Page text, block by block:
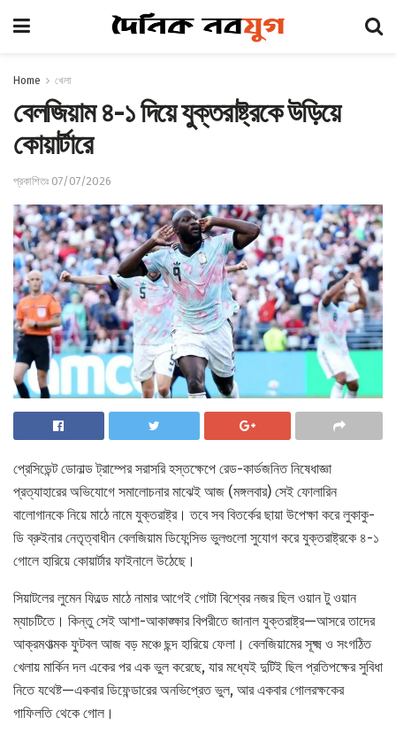
Home খেলা
বেলজিয়াম ৪-১ দিয়ে যুক্তরাষ্ট্রকে উড়িয়ে
কোয়ার্টারে
প্রকাশিতঃ 07/07/2026
প্রেসিডেন্ট ডোনাল্ড ট্রাম্পের সরাসরি হস্তক্ষেপে রেড-কার্ডজনিত নিষেধাজ্ঞা
প্রত্যাহারের অভিযোগে সমালোচনার মাঝেই আজ (মঙ্গলবার) সেই ফোলারিন
বালোগানকে নিয়ে মাঠে নামে যুক্তরাষ্ট্র। তবে সব বিতর্কের ছায়া উপেক্ষা করে লুকাকু-
ডি ব্রুইনার নেতৃত্বাধীন বেলজিয়াম ডিফেন্সিভ ভুলগুলো সুযোগ করে যুক্তরাষ্ট্রকে ৪-১
গোলে হারিয়ে কোয়ার্টার ফাইনালে উঠেছে।
সিয়াটলের লুমেন ফিল্ডে মাঠে নামার আগেই গোটা বিশ্বের নজর ছিল ওয়ান টু ওয়ান
ম্যাচটিতে। কিন্তু সেই আশা-আকাঙ্ক্ষার বিপরীতে জানাল যুক্তরাষ্ট্র—আসরে তাদের
আক্রমণাত্মক ফুটবল আজ বড় মঞ্চে ছন্দ হারিয়ে ফেলা। বেলজিয়ামের সূক্ষ্ম ও সংগঠিত
খেলায় মার্কিন দল একের পর এক ভুল করেছে, যার মধ্যেই দুটিই ছিল প্রতিপক্ষের সুবিধা
নিতে যথেষ্ট—একবার ডিফেন্ডারের অনভিপ্রেত ভুল, আর একবার গোলরক্ষকের
গাফিলতি থেকে গোল।